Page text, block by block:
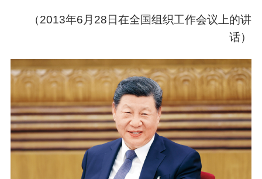
（2013年6月28日在全国组织工作会议上的讲
话）